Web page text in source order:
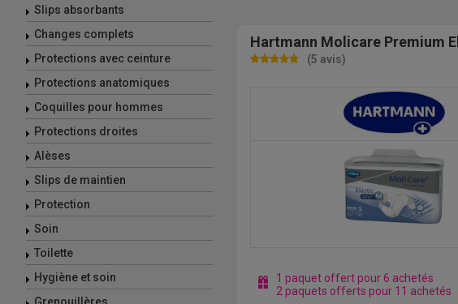
Slips absorbants
Changes complets
Protections avec ceinture
Protections anatomiques
Coquilles pour hommes
Protections droites
Alèses
Slips de maintien
Protection
Soin
Toilette
Hygiène et soin
Hartmann Molicare Premium
(5 avis)
1 paquet offert pour 6 achetés
2 paquets offerts pour 11 achetés